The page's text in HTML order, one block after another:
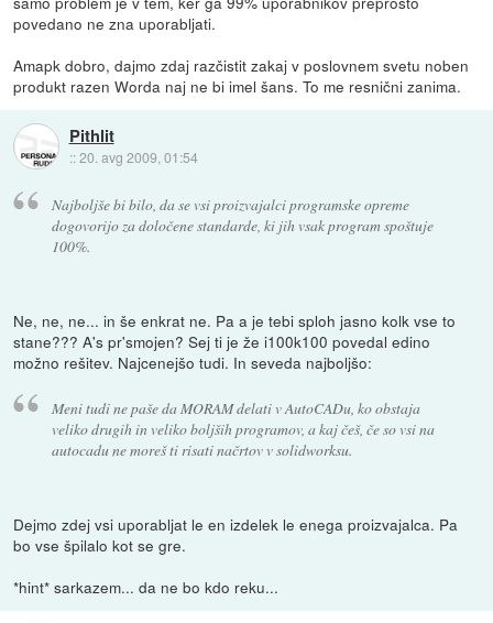
povedano ne zna uporabljati.
Amapk dobro, dajmo zdaj razčistit zakaj v poslovnem svetu noben
produkt razen Worda naj ne bi imel šans. To me resnični zanima.
Pithlit
::20. avg 2009, 01:54
Najboljše bi bilo, da se vsi proizvajalci programske opreme
dogovorijo za določene standarde, ki jih vsak program spoštuje
100%.
Ne, ne, ne... in še enkrat ne. Pa a je tebi sploh jasno kolk vse to
stane??? A's pr'smojen? Sej ti je že i100k100 povedal edino
možno rešitev. Najcenejšo tudi. In seveda najboljšo:
Meni tudi ne paše da MORAM delati v AutoCADu, ko obstaja
veliko drugih in veliko boljših programov, a kaj češ, če so vsi na
autocadu ne moreš ti risati načrtov v solidworksu.
Dejmo zdej vsi uporabljat le en izdelek le enega proizvajalca. Pa
bo vse špilalo kot se gre.
*hint* sarkazem... da ne bo kdo reku...